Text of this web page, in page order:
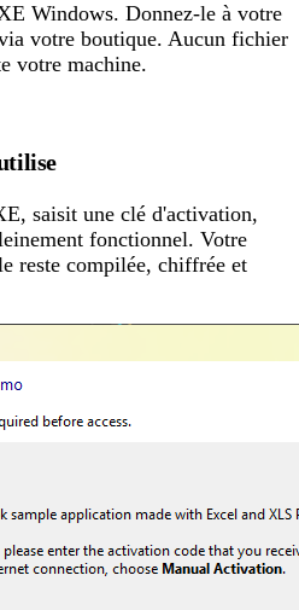
Windows. Donnez-le à votre
votre boutique. Aucun fichier
votre machine.
saisit une clé d'activation,
fonctionnel. Votre
reste compilée, chiffrée et